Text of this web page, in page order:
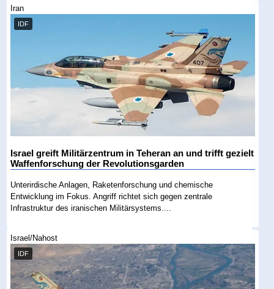
Iran
IDF
Israel greift Militärzentrum in Teheran an und trifft gezielt
Waffenforschung der Revolutionsgarden
Unterirdische Anlagen, Raketenforschung und chemische
Entwicklung im Fokus. Angriff richtet sich gegen zentrale
Infrastruktur des iranischen Militärsystems....
Israel/Nahost
IDF